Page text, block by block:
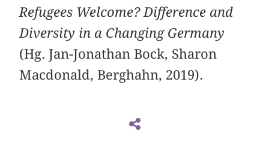
Refugees Welcome? Difference and
Diversity in a Changing Germany
(Hg. Jan-Jonathan Bock, Sharon
Macdonald, Berghahn, 2019).